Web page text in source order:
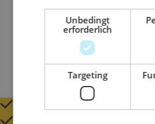
Gewicht
QUALITÄT SEIT 1920
Unbedingt
erforderlich
Targeting